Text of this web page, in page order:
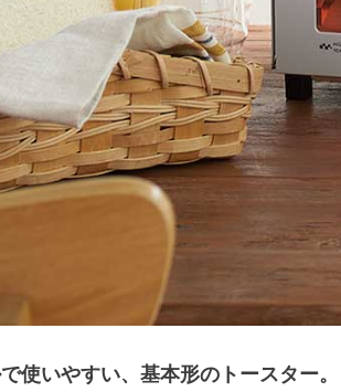
使いやすい、基本形のトースター。